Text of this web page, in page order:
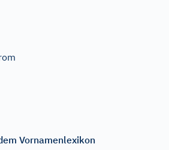
Vornamenlexikon